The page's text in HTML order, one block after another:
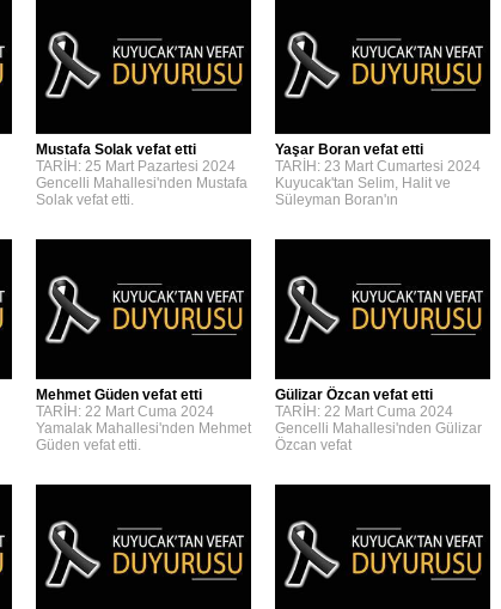
Mustafa Solak vefat etti
TARİH: 25 Mart Pazartesi 2024
Gencelli Mahallesi'nden Mustafa
Solak vefat etti.
Yaşar Boran vefat etti
TARİH: 23 Mart Cumartesi 2024
Kuyucak'tan Selim, Halit ve
Süleyman Boran'ın
Mehmet Güden vefat etti
TARİH: 22 Mart Cuma 2024
Yamalak Mahallesi'nden Mehmet
Güden vefat etti.
Gülizar Özcan vefat etti
TARİH: 22 Mart Cuma 2024
Gencelli Mahallesi'nden Gülizar
Özcan vefat